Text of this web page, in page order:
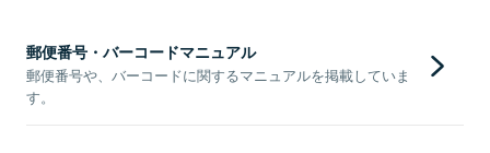
郵便番号・バーコードマニュアル
郵便番号や、バーコードに関するマニュアルを掲載していま
す。